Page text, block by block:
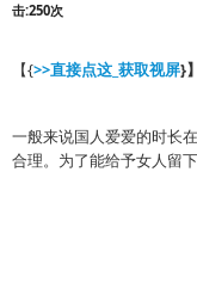
击:250次
【{>>直接点这_获取视屏}】
一般来说国人爱爱的时长
合理。为了能给予女人留